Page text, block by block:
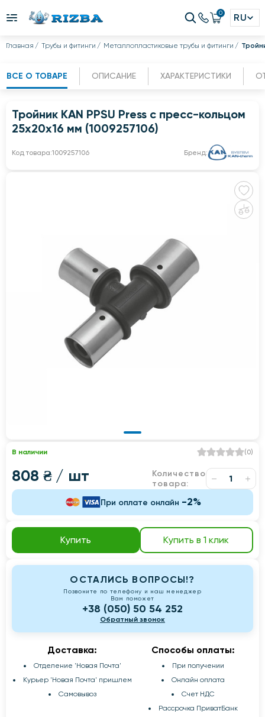
0 RU
Главная Трубы и фитинги Металлопластиковые трубы и фитинги
ВСЕ О ТОВАРЕ ОПИСАНИЕ ХАРАКТЕРИСТИКИ
Тройник KAN PPSU Press с пресс-кольцом
25x20x16 мм (1009257106)
Код товара:1009257106 Бренд:
В наличии (0)
808 ₴/ шт
Количество
товара:
При оплате онлайн -2%
Купить Купить в 1 клик
ОСТАЛИСЬ ВОПРОСЫ!?
Позвоните по телефону и наш менеджер
Вам поможет
+38 (050) 50 54 252
Обратный звонок
Доставка:
Отделение 'Новая Почта'
Курьер 'Новая Почта' пришлем
Самовывоз
Способы оплаты:
При получении
Онлайн оплата
Счет НДС
Рассрочка ПриватБанк